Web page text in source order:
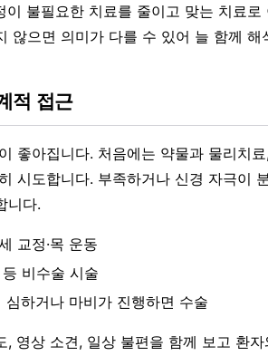
이 불필요한 치료를 줄이고 맞는 치료
않으면 의미가 다를 수 있어 늘 함께 해
적 접근
좋아집니다. 처음에는 약물과 물리치
시도합니다. 부족하거나 신경 자극이
니다.
교정·목 운동
비수술 시술
하거나 마비가 진행하면 수술
, 영상 소견, 일상 불편을 함께 보고 환